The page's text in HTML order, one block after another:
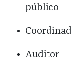
público
Auditor